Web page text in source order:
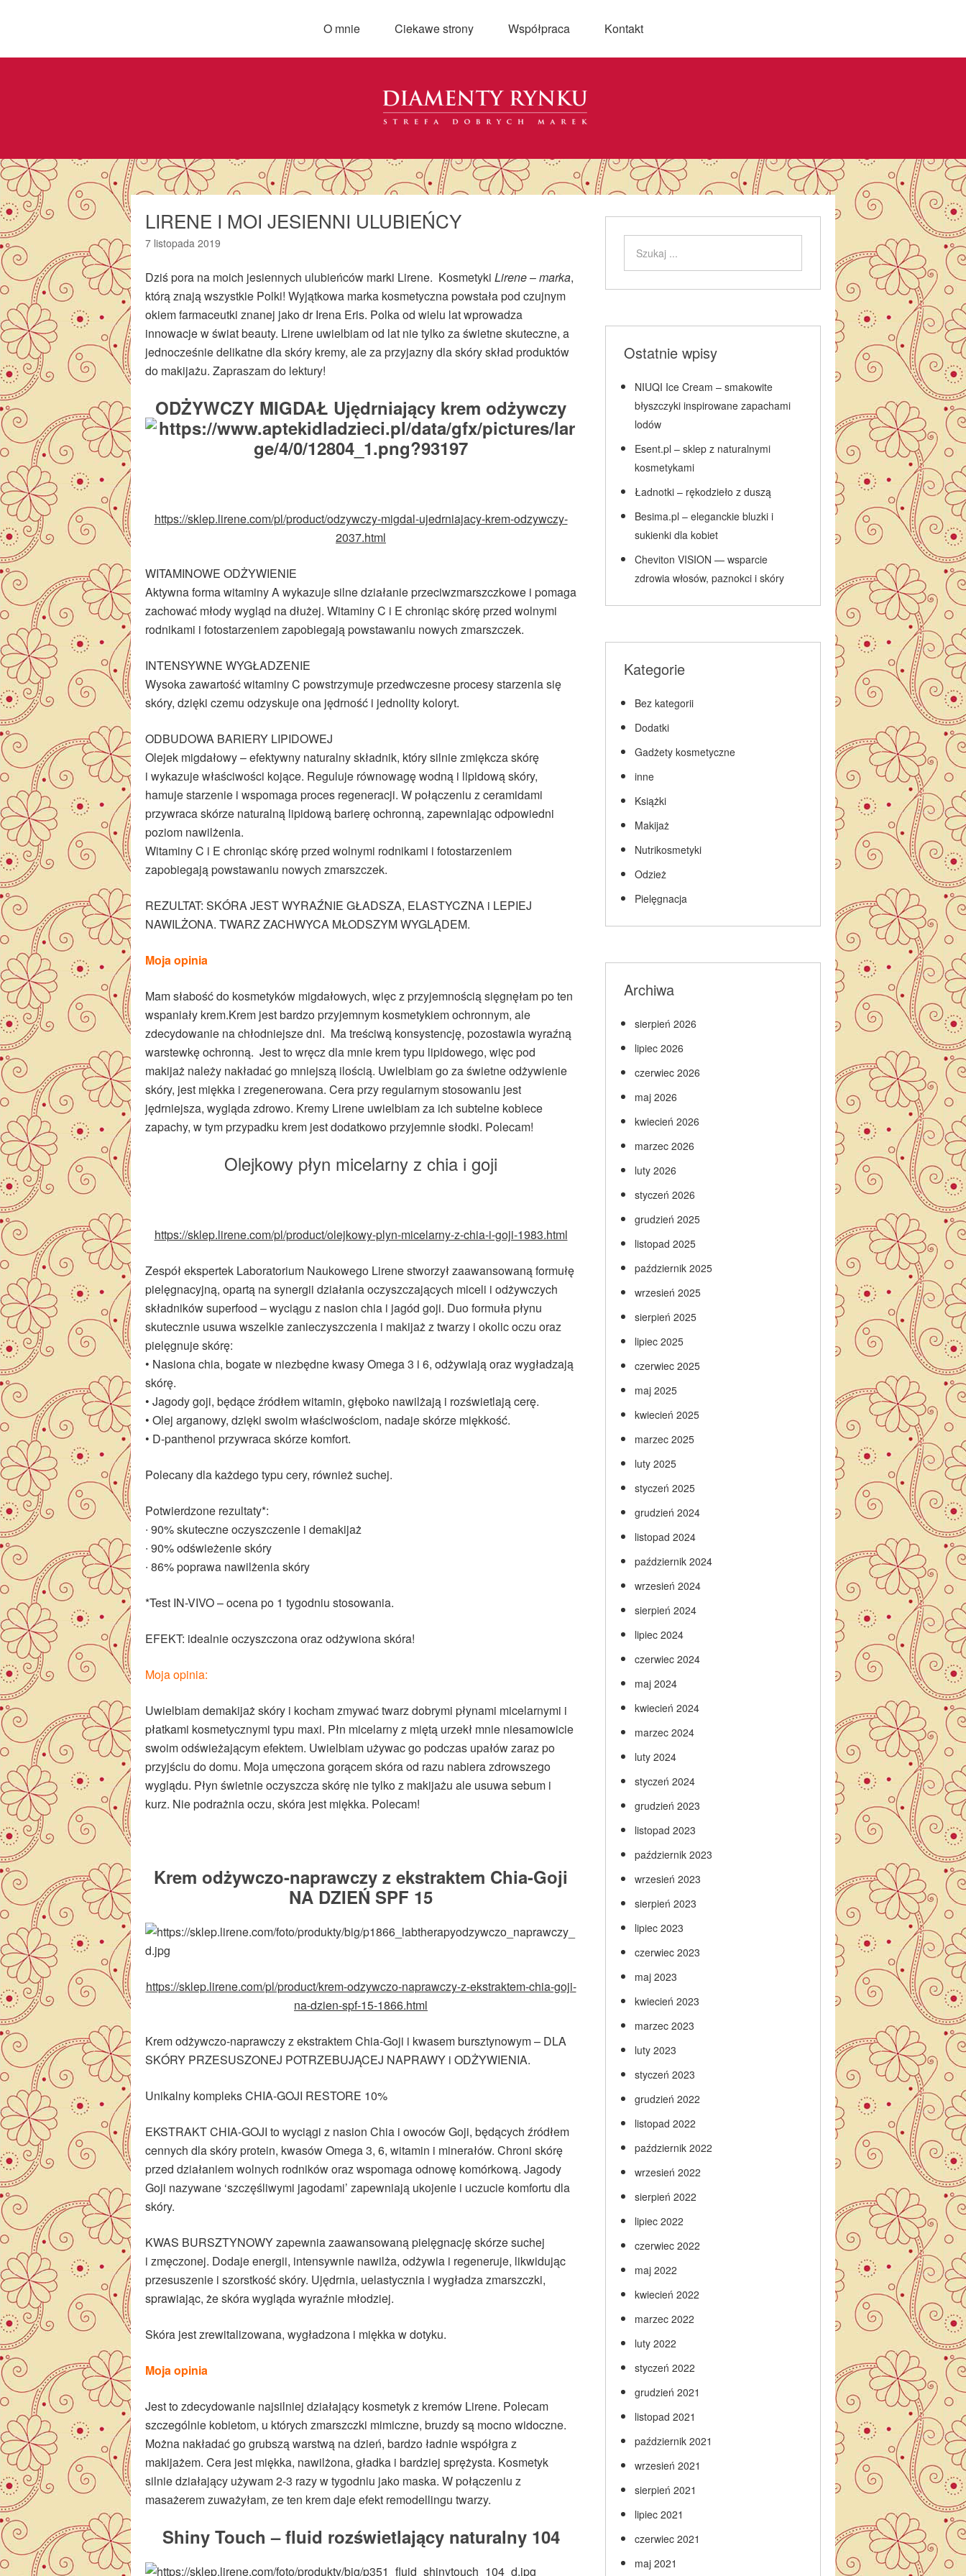
O mnie Ciekawe strony Współpraca Kontakt
LIRENE I MOI JESIENNI ULUBIEŃCY
7 listopada 2019
Dziś pora na moich jesiennych ulubieńców marki Lirene. Kosmetyki Lirene–marka,
którą znają wszystkie Polki! Wyjątkowa marka kosmetyczna powstała pod czujnym
okiem farmaceutki znanej jako dr Irena Eris. Polka od wielu lat wprowadza
innowacje w świat beauty. Lirene uwielbiam od lat nie tylko za świetne skuteczne, a
jednocześnie delikatne dla skóry kremy, ale za przyjazny dla skóry skład produktów
do makijażu. Zapraszam do lektury!
ODŻYWCZY MIGDAŁ Ujędrniający krem odżywczy
https://sklep.lirene.com/pl/product/odzywczy-migdal-ujedrniajacy-krem-odzywczy-
2037.html
WITAMINOWE ODŻYWIENIE
Aktywna forma witaminy A wykazuje silne działanie przeciwzmarszczkowe i pomaga
zachować młody wygląd na dłużej. Witaminy C i E chroniąc skórę przed wolnymi
rodnikami i fotostarzeniem zapobiegają powstawaniu nowych zmarszczek.
INTENSYWNE WYGŁADZENIE
Wysoka zawartość witaminy C powstrzymuje przedwczesne procesy starzenia się
skóry, dzięki czemu odzyskuje ona jędrność i jednolity koloryt.
ODBUDOWA BARIERY LIPIDOWEJ
Olejek migdałowy – efektywny naturalny składnik, który silnie zmiękcza skórę
i wykazuje właściwości kojące. Reguluje równowagę wodną i lipidową skóry,
hamuje starzenie i wspomaga proces regeneracji. W połączeniu z ceramidami
przywraca skórze naturalną lipidową barierę ochronną, zapewniając odpowiedni
poziom nawilżenia.
Witaminy C i E chroniąc skórę przed wolnymi rodnikami i fotostarzeniem
zapobiegają powstawaniu nowych zmarszczek.
REZULTAT: SKÓRA JEST WYRAŹNIE GŁADSZA, ELASTYCZNA i LEPIEJ
NAWILŻONA. TWARZ ZACHWYCA MŁODSZYM WYGLĄDEM.
Moja opinia
Mam słabość do kosmetyków migdałowych, więc z przyjemnością sięgnęłam po ten
wspaniały krem.Krem jest bardzo przyjemnym kosmetykiem ochronnym, ale
zdecydowanie na chłodniejsze dni. Ma treściwą konsystencję, pozostawia wyraźną
warstewkę ochronną. Jest to wręcz dla mnie krem typu lipidowego, więc pod
makijaż należy nakładać go mniejszą ilością. Uwielbiam go za świetne odżywienie
skóry, jest miękka i zregenerowana. Cera przy regularnym stosowaniu jest
jędrniejsza, wygląda zdrowo. Kremy Lirene uwielbiam za ich subtelne kobiece
zapachy, w tym przypadku krem jest dodatkowo przyjemnie słodki. Polecam!
Olejkowy płyn micelarny z chia i goji
https://sklep.lirene.com/pl/product/olejkowy-plyn-micelarny-z-chia-i-goji-1983.html
Zespół ekspertek Laboratorium Naukowego Lirene stworzył zaawansowaną formułę
pielęgnacyjną, opartą na synergii działania oczyszczających miceli i odżywczych
składników superfood – wyciągu z nasion chia i jagód goji. Duo formuła płynu
skutecznie usuwa wszelkie zanieczyszczenia i makijaż z twarzy i okolic oczu oraz
pielęgnuje skórę:
• Nasiona chia, bogate w niezbędne kwasy Omega 3 i 6, odżywiają oraz wygładzają
skórę.
• Jagody goji, będące źródłem witamin, głęboko nawilżają i rozświetlają cerę.
• Olej arganowy, dzięki swoim właściwościom, nadaje skórze miękkość.
• D-panthenol przywraca skórze komfort.
Polecany dla każdego typu cery, również suchej.
Potwierdzone rezultaty*:
∙ 90% skuteczne oczyszczenie i demakijaż
∙ 90% odświeżenie skóry
∙ 86% poprawa nawilżenia skóry
*Test IN-VIVO – ocena po 1 tygodniu stosowania.
EFEKT: idealnie oczyszczona oraz odżywiona skóra!
Moja opinia:
Uwielbiam demakijaż skóry i kocham zmywać twarz dobrymi płynami micelarnymi i
płatkami kosmetycznymi typu maxi. Płn micelarny z miętą urzekł mnie niesamowicie
swoim odświeżającym efektem. Uwielbiam używac go podczas upałów zaraz po
przyjściu do domu. Moja umęczona gorącem skóra od razu nabiera zdrowszego
wyglądu. Płyn świetnie oczyszcza skórę nie tylko z makijażu ale usuwa sebum i
kurz. Nie podrażnia oczu, skóra jest miękka. Polecam!
Krem odżywczo-naprawczy z ekstraktem Chia-Goji
NA DZIEŃ SPF 15
https://sklep.lirene.com/pl/product/krem-odzywczo-naprawczy-z-ekstraktem-chia-goji-
na-dzien-spf-15-1866.html
Krem odżywczo-naprawczy z ekstraktem Chia-Goji i kwasem bursztynowym – DLA
SKÓRY PRZESUSZONEJ POTRZEBUJĄCEJ NAPRAWY i ODŻYWIENIA.
Unikalny kompleks CHIA-GOJI RESTORE 10%
EKSTRAKT CHIA-GOJI to wyciągi z nasion Chia i owoców Goji, będących źródłem
cennych dla skóry protein, kwasów Omega 3, 6, witamin i minerałów. Chroni skórę
przed działaniem wolnych rodników oraz wspomaga odnowę komórkową. Jagody
Goji nazywane ‘szczęśliwymi jagodami’ zapewniają ukojenie i uczucie komfortu dla
skóry.
KWAS BURSZTYNOWY zapewnia zaawansowaną pielęgnację skórze suchej
i zmęczonej. Dodaje energii, intensywnie nawilża, odżywia i regeneruje, likwidując
przesuszenie i szorstkość skóry. Ujędrnia, uelastycznia i wygładza zmarszczki,
sprawiając, że skóra wygląda wyraźnie młodziej.
Skóra jest zrewitalizowana, wygładzona i miękka w dotyku.
Moja opinia
Jest to zdecydowanie najsilniej działający kosmetyk z kremów Lirene. Polecam
szczególnie kobietom, u których zmarszczki mimiczne, bruzdy są mocno widoczne.
Można nakładać go grubszą warstwą na dzień, bardzo ładnie współgra z
makijażem. Cera jest miękka, nawilżona, gładka i bardziej sprężysta. Kosmetyk
silnie działający używam 2-3 razy w tygodniu jako maska. W połączeniu z
masażerem zuważyłam, ze ten krem daje efekt remodellingu twarzy.
Shiny Touch – fluid rozświetlający naturalny 104
Ostatnie wpisy
NIUQI Ice Cream – smakowite
błyszczyki inspirowane zapachami
lodów
Esent.pl – sklep z naturalnymi
kosmetykami
Ładnotki – rękodzieło z duszą
Besima.pl – eleganckie bluzki i
sukienki dla kobiet
Cheviton VISION — wsparcie
zdrowia włosów, paznokci i skóry
Kategorie
Bez kategorii
Dodatki
Gadżety kosmetyczne
inne
Książki
Makijaż
Nutrikosmetyki
Odzież
Pielęgnacja
Archiwa
sierpień 2026
lipiec 2026
czerwiec 2026
maj 2026
kwiecień 2026
marzec 2026
luty 2026
styczeń 2026
grudzień 2025
listopad 2025
październik 2025
wrzesień 2025
sierpień 2025
lipiec 2025
czerwiec 2025
maj 2025
kwiecień 2025
marzec 2025
luty 2025
styczeń 2025
grudzień 2024
listopad 2024
październik 2024
wrzesień 2024
sierpień 2024
lipiec 2024
czerwiec 2024
maj 2024
kwiecień 2024
marzec 2024
luty 2024
styczeń 2024
grudzień 2023
listopad 2023
październik 2023
wrzesień 2023
sierpień 2023
lipiec 2023
czerwiec 2023
maj 2023
kwiecień 2023
marzec 2023
luty 2023
styczeń 2023
grudzień 2022
listopad 2022
październik 2022
wrzesień 2022
sierpień 2022
lipiec 2022
czerwiec 2022
maj 2022
kwiecień 2022
marzec 2022
luty 2022
styczeń 2022
grudzień 2021
listopad 2021
październik 2021
wrzesień 2021
sierpień 2021
lipiec 2021
czerwiec 2021
maj 2021